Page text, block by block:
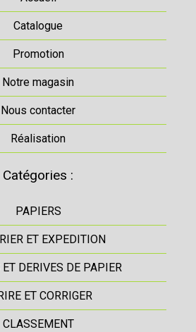
Catalogue
Promotion
Notre magasin
Nous contacter
Réalisation
Catégories :
PAPIERS
ET EXPEDITION
DERIVES DE PAPIER
ET CORRIGER
CLASSEMENT